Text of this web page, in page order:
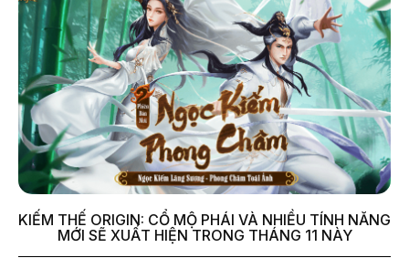
KIẾM THẾ ORIGIN: CỔ MỘ PHÁI VÀ NHIỀU TÍNH NĂNG
MỚI SẼ XUẤT HIỆN TRONG THÁNG 11 NÀY